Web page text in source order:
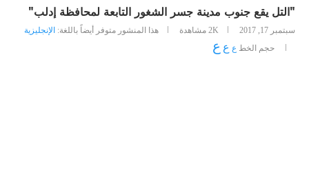
"التل يقع جنوب مدينة جسر الشغور التابعة لمحافظة إدلب"
سبتمبر 17, 2017 2K مشاهدة هذا المنشور متوفر أيضاً باللغة: الإنجليزية
حجم الخط ع ع ع